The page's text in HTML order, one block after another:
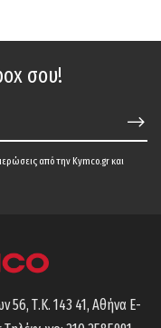
σου!
από την Kymco.gr και
56, Τ.Κ. 143 41, Αθήνα E-